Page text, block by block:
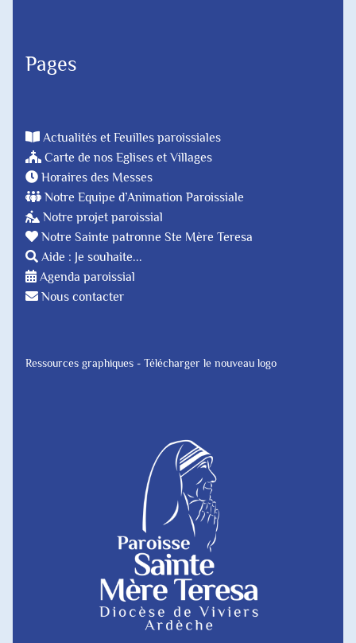
Pages
Actualités et Feuilles paroissiales
Carte de nos Eglises et Villages
Horaires des Messes
Notre Equipe d’Animation Paroissiale
Notre projet paroissial
Notre Sainte patronne Ste Mère Teresa
Aide : Je souhaite...
Agenda paroissial
Nous contacter
Ressources graphiques - Télécharger le nouveau logo